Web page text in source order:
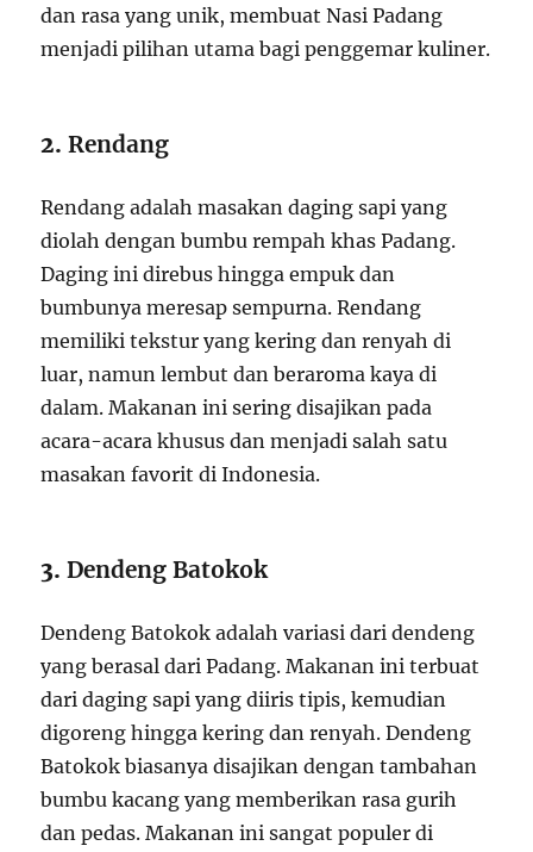
dan rasa yang unik, membuat Nasi Padang
menjadi pilihan utama bagi penggemar kuliner.
2.Rendang
Rendang adalah masakan daging sapi yang
diolah dengan bumbu rempah khas Padang.
Daging ini direbus hingga empuk dan
bumbunya meresap sempurna. Rendang
memiliki tekstur yang kering dan renyah di
luar, namun lembut dan beraroma kaya di
dalam. Makanan ini sering disajikan pada
acara-acara khusus dan menjadi salah satu
masakan favorit di Indonesia.
3.Dendeng Batokok
Dendeng Batokok adalah variasi dari dendeng
yang berasal dari Padang. Makanan ini terbuat
dari daging sapi yang diiris tipis, kemudian
digoreng hingga kering dan renyah. Dendeng
Batokok biasanya disajikan dengan tambahan
bumbu kacang yang memberikan rasa gurih
dan pedas. Makanan ini sangat populer di